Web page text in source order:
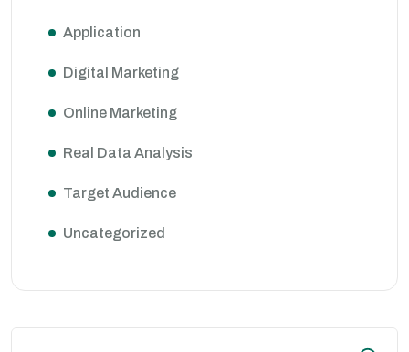
Application
Digital Marketing
Online Marketing
Real Data Analysis
Target Audience
Uncategorized